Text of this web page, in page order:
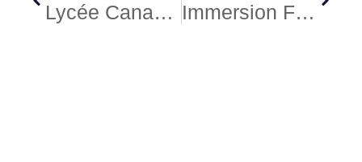
Lycée Canada, 2018, Laetitia Immersion Famille D’accueil Canada, 2018, Ethan